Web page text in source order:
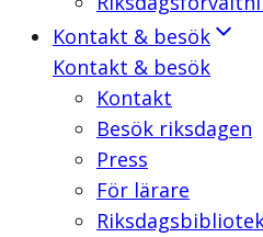
Kontakt & besök
Kontakt & besök
Kontakt
Besök riksdagen
Press
För lärare